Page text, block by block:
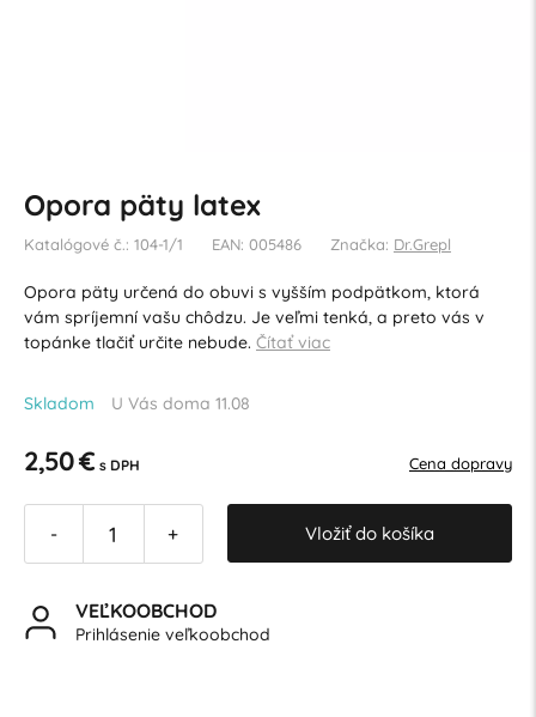
Opora päty latex
Katalógové č.: 104-1/1 EAN: 005486 Značka: Dr.Grepl
Opora päty určená do obuvi s vyšším podpätkom, ktorá
vám spríjemní vašu chôdzu. Je veľmi tenká, a preto vás v
topánke tlačiť určite nebude. Čítať viac
Skladom U Vás doma 11.08
2,50 € s DPH Cena dopravy
- + Vložiť do košíka
VEĽKOOBCHOD
Prihlásenie veľkoobchod